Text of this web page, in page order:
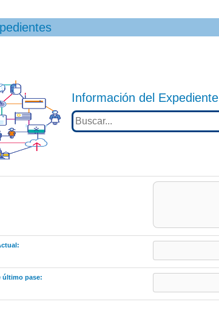
Información del Expediente
último pase: